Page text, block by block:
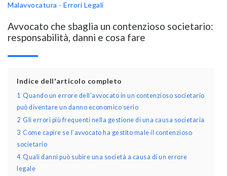
Malavvocatura - Errori Legali
Avvocato che sbaglia un contenzioso societario:
responsabilità, danni e cosa fare
Indice dell'articolo completo
1 Quando un errore dell’avvocato in un contenzioso societario
può diventare un danno economico serio
2 Gli errori più frequenti nella gestione di una causa societaria
3 Come capire se l’avvocato ha gestito male il contenzioso
societario
4 Quali danni può subire una società a causa di un errore
legale